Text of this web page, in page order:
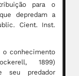
para o
depredam a
Cient. Inst.
o conhecimento
1899)
seu predador